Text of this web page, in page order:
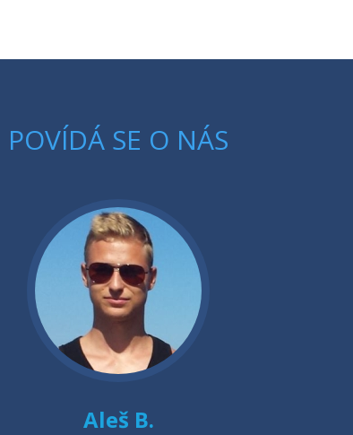
POVÍDÁ SE O NÁS
Aleš B.